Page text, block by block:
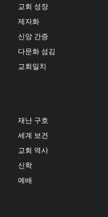
교회 성장
제자화
신앙 간증
다문화 섬김
교회일치
재난 구호
세계 보건
교회 역사
신학
예배